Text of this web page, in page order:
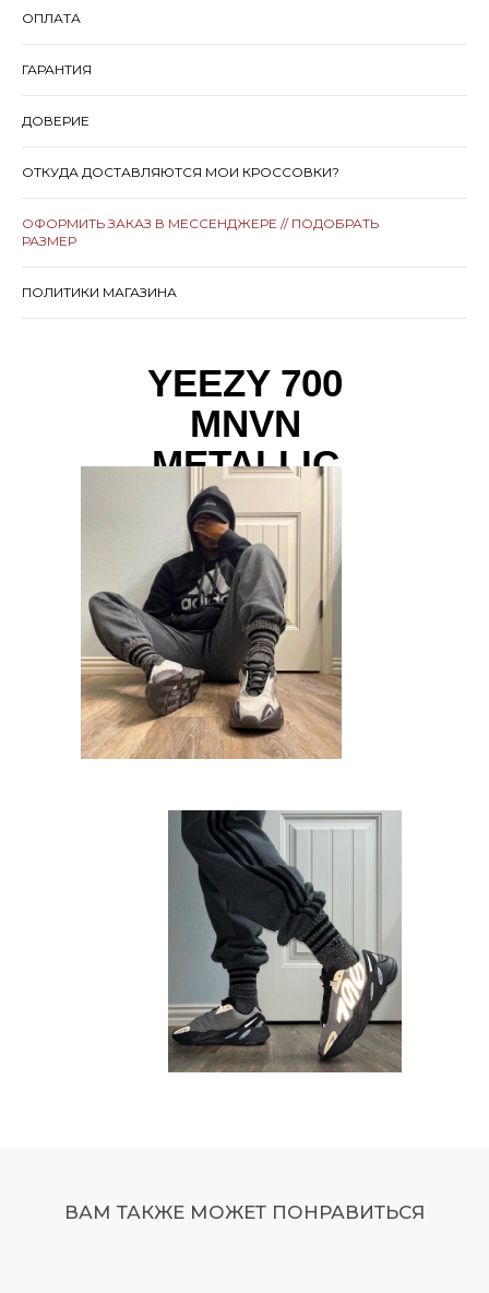
ОПЛАТА
ГАРАНТИЯ
ДОВЕРИЕ
ОТКУДА ДОСТАВЛЯЮТСЯ МОИ КРОССОВКИ?
ОФОРМИТЬ ЗАКАЗ В МЕССЕНДЖЕРЕ // ПОДОБРАТЬ
РАЗМЕР
ПОЛИТИКИ МАГАЗИНА
YEEZY 700
MNVN
METALLIC
ВАМ ТАКЖЕ МОЖЕТ ПОНРАВИТЬСЯ